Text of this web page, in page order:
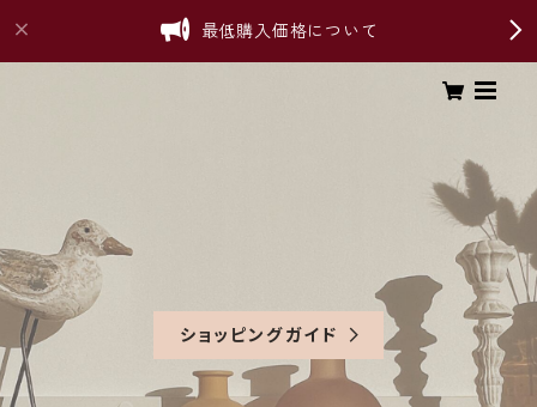
最低購入価格について
ショッピングガイド